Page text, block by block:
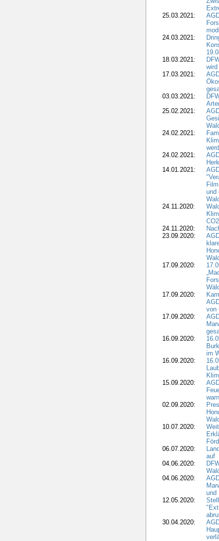
25.03.2021:
24.03.2021:
18.03.2021:
17.03.2021:
03.03.2021:
25.02.2021:
24.02.2021:
24.02.2021:
14.01.2021:
und
24.11.2020:
24.11.2020:
23.09.2020:
17.09.2020:
17.09.2020:
von
17.09.2020:
16.09.2020:
im
16.09.2020:
15.09.2020:
02.09.2020:
10.07.2020:
06.07.2020:
auf
04.06.2020:
04.06.2020:
und
12.05.2020:
30.04.2020: